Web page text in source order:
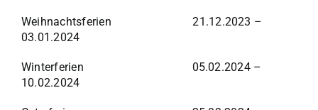
Weihnachtsferien 21.12.2023 –
03.01.2024
Winterferien 05.02.2024 –
10.02.2024